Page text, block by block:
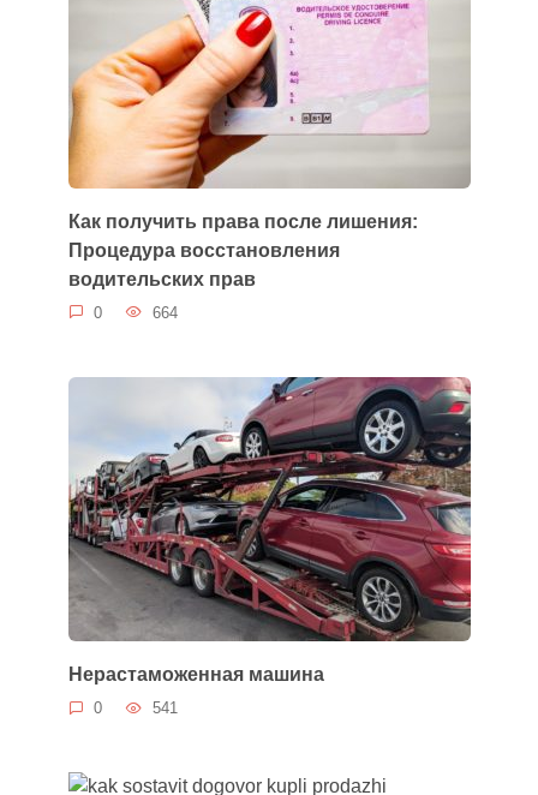
Как получить права после лишения:
Процедура восстановления
водительских прав
0 664
Нерастаможенная машина
0 541